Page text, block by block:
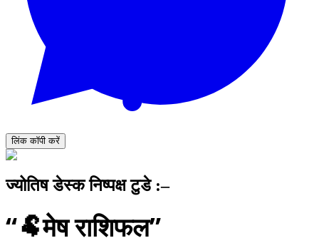
लिंक कॉपी करें
ज्योतिष डेस्क निष्पक्ष टुडे :–
“🐏मेष राशिफल”